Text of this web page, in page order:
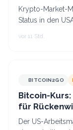
Krypto-Market-
Status in den
vor 11 Std.
BITCOIN2GO
Bitcoin-
für
Der US-